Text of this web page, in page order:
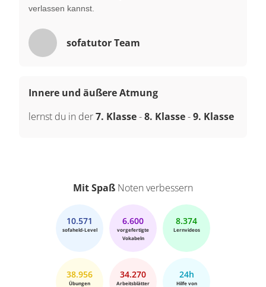
verlassen kannst.
sofatutor Team
Innere und äußere Atmung
lernst du in der7. Klasse-8. Klasse-9. Klasse
Mit Spaß Noten verbessern
10.571
sofaheld-Level
6.600
vorgefertigte
Vokabeln
8.374
Lernvideos
38.956
Übungen
34.270
Arbeitsblätter
24h
Hilfe von